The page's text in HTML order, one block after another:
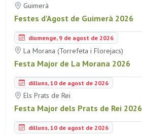
Guimerà
Festes d'Agost de Guimerà 2026
diumenge, 9 de agost de 2026
La Morana (Torrefeta i Florejacs)
Festa Major de La Morana 2026
dilluns, 10 de agost de 2026
Els Prats de Rei
Festa Major dels Prats de Rei 2026
dilluns, 10 de agost de 2026